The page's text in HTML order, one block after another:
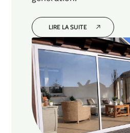
LIRE LA SUITE